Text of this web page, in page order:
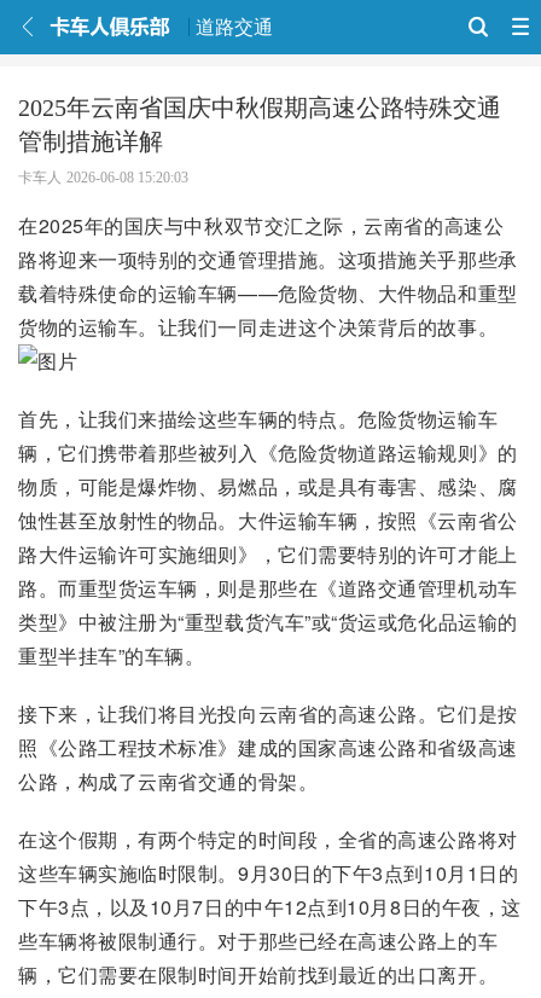
道路交通
2025年云南省国庆中秋假期高速公路特殊交通
管制措施详解
卡车人 2026-06-08 15:20:03
在2025年的国庆与中秋双节交汇之际，云南省的高速公
路将迎来一项特别的交通管理措施。这项措施关乎那些承
载着特殊使命的运输车辆——危险货物、大件物品和重型
货物的运输车。让我们一同走进这个决策背后的故事。
首先，让我们来描绘这些车辆的特点。危险货物运输车
辆，它们携带着那些被列入《危险货物道路运输规则》的
物质，可能是爆炸物、易燃品，或是具有毒害、感染、腐
蚀性甚至放射性的物品。大件运输车辆，按照《云南省公
路大件运输许可实施细则》，它们需要特别的许可才能上
路。而重型货运车辆，则是那些在《道路交通管理机动车
类型》中被注册为“重型载货汽车”或“货运或危化品运输的
重型半挂车”的车辆。
接下来，让我们将目光投向云南省的高速公路。它们是按
照《公路工程技术标准》建成的国家高速公路和省级高速
公路，构成了云南省交通的骨架。
在这个假期，有两个特定的时间段，全省的高速公路将对
这些车辆实施临时限制。9月30日的下午3点到10月1日的
下午3点，以及10月7日的中午12点到10月8日的午夜，这
些车辆将被限制通行。对于那些已经在高速公路上的车
辆，它们需要在限制时间开始前找到最近的出口离开。